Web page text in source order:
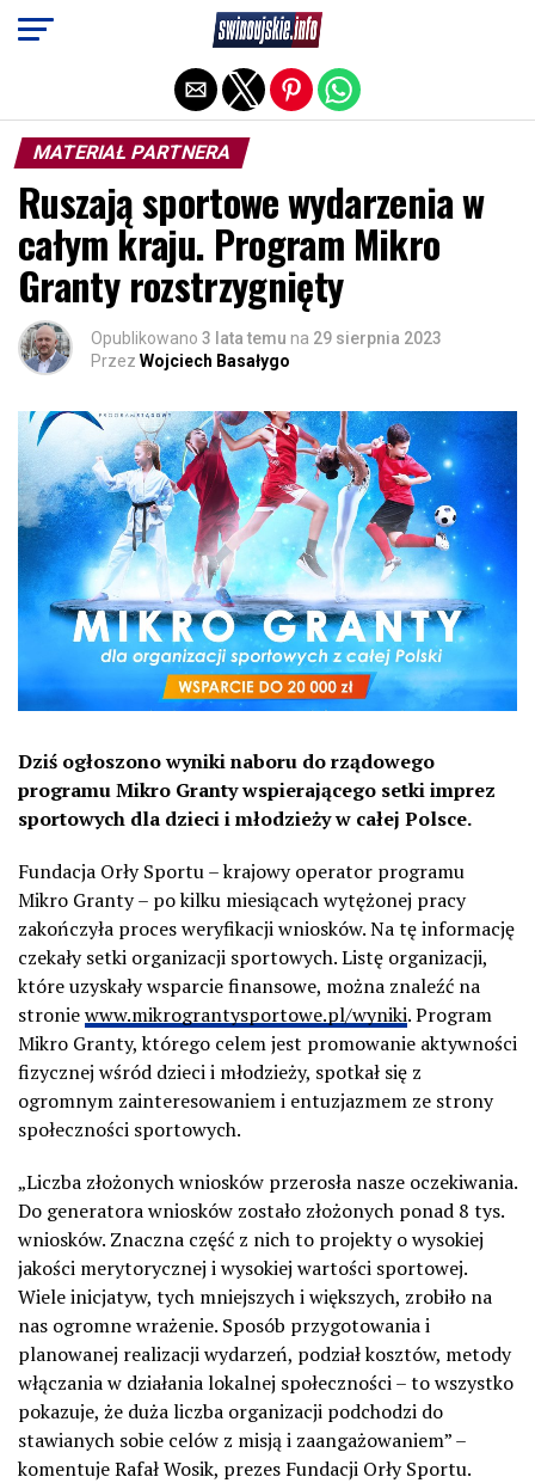
MATERIAŁ PARTNERA
Ruszają sportowe wydarzenia w
całym kraju. Program Mikro
Granty rozstrzygnięty
Opublikowano 3 lata temu na 29 sierpnia 2023
Przez Wojciech Basałygo
Dziś ogłoszono wyniki naboru do rządowego
programu Mikro Granty wspierającego setki imprez
sportowych dla dzieci i młodzieży w całej Polsce.
Fundacja Orły Sportu – krajowy operator programu
Mikro Granty – po kilku miesiącach wytężonej pracy
zakończyła proces weryfikacji wniosków. Na tę informację
czekały setki organizacji sportowych. Listę organizacji,
które uzyskały wsparcie finansowe, można znaleźć na
stroniewww.mikrograntysportowe.pl/wyniki. Program
Mikro Granty, którego celem jest promowanie aktywności
fizycznej wśród dzieci i młodzieży, spotkał się z
ogromnym zainteresowaniem i entuzjazmem ze strony
społeczności sportowych.
„Liczba złożonych wniosków przerosła nasze oczekiwania.
Do generatora wniosków zostało złożonych ponad 8 tys.
wniosków. Znaczna część z nich to projekty o wysokiej
jakości merytorycznej i wysokiej wartości sportowej.
Wiele inicjatyw, tych mniejszych i większych, zrobiło na
nas ogromne wrażenie. Sposób przygotowania i
planowanej realizacji wydarzeń, podział kosztów, metody
włączania w działania lokalnej społeczności – to wszystko
pokazuje, że duża liczba organizacji podchodzi do
stawianych sobie celów z misją i zaangażowaniem” –
komentuje Rafał Wosik, prezes Fundacji Orły Sportu.
Exit mobile version